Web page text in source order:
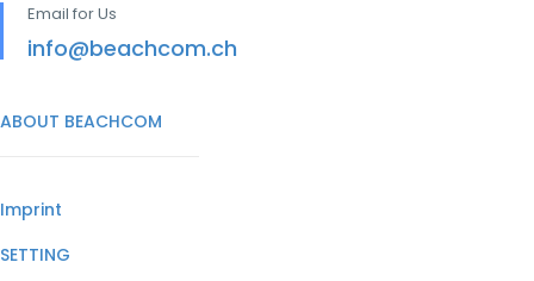
Email for Us
info@beachcom.ch
ABOUT BEACHCOM
Imprint
SETTING